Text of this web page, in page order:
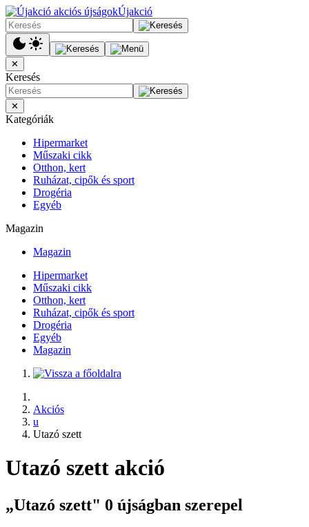
Újakció
✕
Keresés
✕
Kategóriák
Hipermarket
Műszaki cikk
Otthon, kert
Ruházat, cipők és sport
Drogéria
Egyéb
Magazin
Magazin
Hipermarket
Műszaki cikk
Otthon, kert
Ruházat, cipők és sport
Drogéria
Egyéb
Magazin
Akciós
u
Utazó szett
Utazó szett akció
„Utazó szett" 0 újságban szerepel